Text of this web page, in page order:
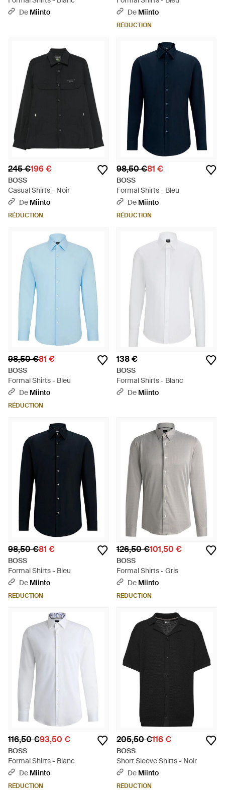
De Miinto
De Miinto
RÉDUCTION
245 €196 €
BOSS
Casual Shirts - Noir
De Miinto
RÉDUCTION
98,50 €81 €
BOSS
Formal Shirts - Bleu
De Miinto
RÉDUCTION
98,50 €81 €
BOSS
Formal Shirts - Bleu
De Miinto
RÉDUCTION
138 €
BOSS
Formal Shirts - Blanc
De Miinto
98,50 €81 €
BOSS
Formal Shirts - Bleu
De Miinto
RÉDUCTION
126,50 €101,50 €
BOSS
Formal Shirts - Gris
De Miinto
RÉDUCTION
116,50 €93,50 €
BOSS
Formal Shirts - Blanc
De Miinto
RÉDUCTION
205,50 €116 €
BOSS
Short Sleeve Shirts - Noir
De Miinto
RÉDUCTION